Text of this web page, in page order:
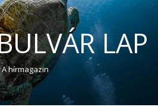
LAP
A hírmagazin